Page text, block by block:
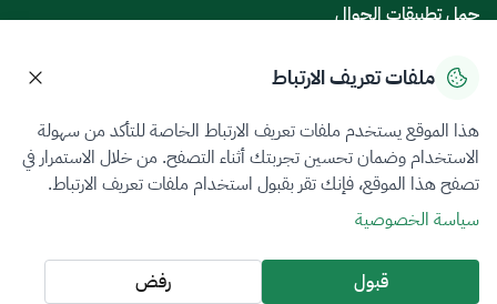
حمل تطبيقات الجوال
سياسة الخصوصيةشروط الاستخدامخريطة الموقع
جميع الحقوق محفوظة 2026 © ZATCA.GOV.SA
تم تطويره وصيانته بواسطة هيئة الزكاة والضريبة والجمارك
آخر تحديث للموقع في
ملفات تعريف الارتباط
هذا الموقع يستخدم ملفات تعريف الارتباط الخاصة للتأكد من سهولة
الاستخدام وضمان تحسين تجربتك أثناء التصفح. من خلال الاستمرار في
تصفح هذا الموقع، فإنك تقر بقبول استخدام ملفات تعريف الارتباط.
سياسة الخصوصية
قبول رفض